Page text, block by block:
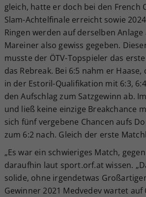
gleich, hatte er doch bei den French
Slam-Achtelfinale erreicht sowie
Ringen werden auf derselben
Mareiner also gewiss gegeben.
musste der ÖTV-Topspieler das
das Rebreak. Bei 6:5 nahm er
in der Estoril-Qualifikation mit 6:3,
den Aufschlag zum Satzgewinn ab.
und ließ keine einzige Breakchance
sich fünf vergebene Chancen aufs
zum 6:2 nach. Gleich der erste
„Es war ein schwieriges Match,
daraufhin laut sport.orf.at wissen.
solide, ohne irgendetwas
Gewinner 2021 Medvedev wartet